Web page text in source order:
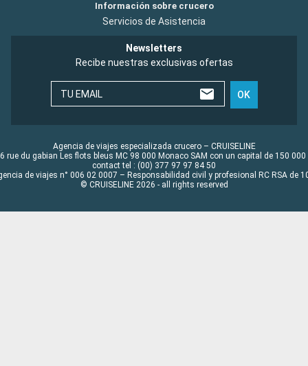
Información sobre crucero
Servicios de Asistencia
Newsletters
Recibe nuestras exclusivas ofertas
TU EMAIL OK
Agencia de viajes especializada crucero – CRUISELINE
rue du gabian Les flots bleus MC 98 000 Monaco SAM con un capital de 150 000
contact tel : (00) 377 97 97 84 50
de viajes n° 006 02 0007 – Responsabilidad civil y profesional RC RSA de
© CRUISELINE 2026 - all rights reserved